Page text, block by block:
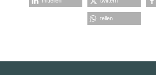
teilen